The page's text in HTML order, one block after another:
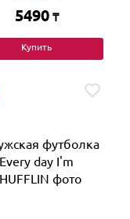
5490 ₸
Купить